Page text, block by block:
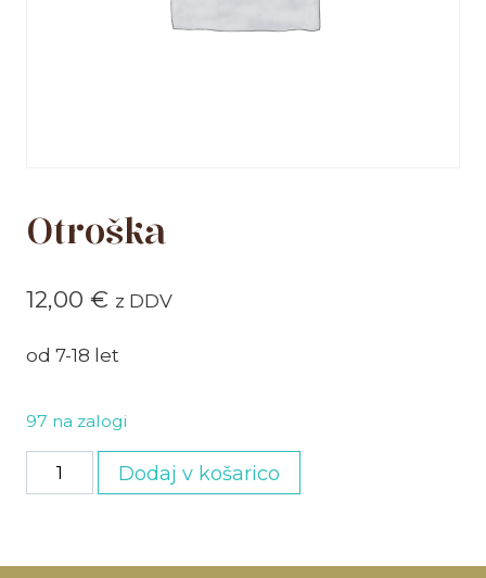
Otroška
12,00 € z DDV
od 7-18 let
97 na zalogi
Otroška
količina
Dodaj v košarico